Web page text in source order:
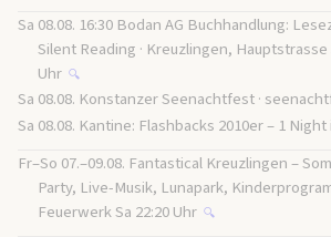
Sa 08.08. 16:30 Bodan AG Buchhandlung:
Silent Reading · Kreuzlingen, Hauptstrasse
Uhr 🔍
Sa 08.08. Konstanzer Seenachtfest ·
Sa 08.08. Kantine: Flashbacks 2010er – 1 Night
Fr–So 07.–09.08. Fantastical Kreuzlingen –
Party, Live-Musik, Lunapark,
Feuerwerk Sa 22:20 Uhr 🔍